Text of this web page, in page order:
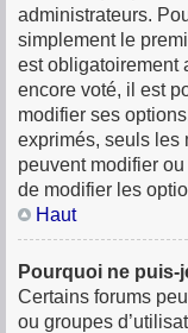
administrateurs.
simplement le
est obligatoirement
encore voté, il est
modifier ses
exprimés, seuls les
peuvent modifier
de modifier les
Haut
Pourquoi ne puis-
Certains forums
ou groupes